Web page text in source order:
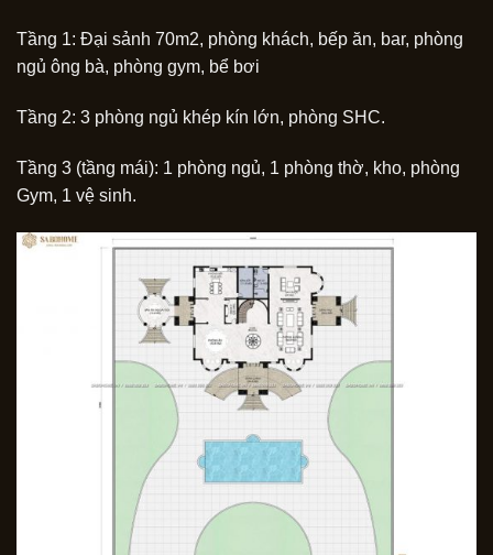
Tầng 1: Đại sảnh 70m2, phòng khách, bếp ăn, bar, phòng
ngủ ông bà, phòng gym, bể bơi
Tầng 2: 3 phòng ngủ khép kín lớn, phòng SHC.
Tầng 3 (tầng mái): 1 phòng ngủ, 1 phòng thờ, kho, phòng
Gym, 1 vệ sinh.